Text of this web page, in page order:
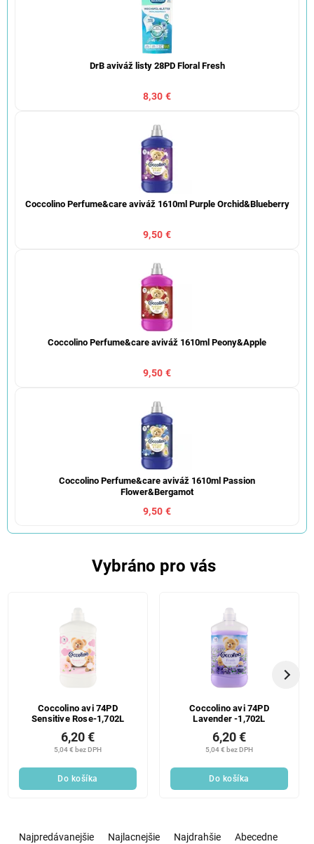
DrB aviváž listy 28PD Floral Fresh
8,30 €
Coccolino Perfume&care aviváž 1610ml Purple Orchid&Blueberry
9,50 €
Coccolino Perfume&care aviváž 1610ml Peony&Apple
9,50 €
Coccolino Perfume&care aviváž 1610ml Passion
Flower&Bergamot
9,50 €
Vybráno pro vás
Coccolino avi 74PD
Sensitive Rose-1,702L
5,04 € bez DPH
6,20 €
Do košíka
Coccolino avi 74PD
Lavender -1,702L
5,04 € bez DPH
6,20 €
Do košíka
Najpredávanejšie Najlacnejšie Najdrahšie Abecedne